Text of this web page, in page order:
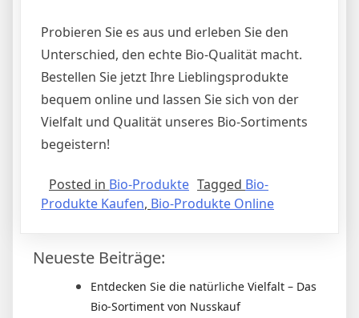
Probieren Sie es aus und erleben Sie den
Unterschied, den echte Bio-Qualität macht.
Bestellen Sie jetzt Ihre Lieblingsprodukte
bequem online und lassen Sie sich von der
Vielfalt und Qualität unseres Bio-Sortiments
begeistern!
Posted in Bio-Produkte Tagged Bio-
Produkte Kaufen, Bio-Produkte Online
Neueste Beiträge:
Entdecken Sie die natürliche Vielfalt – Das
Bio-Sortiment von Nusskauf